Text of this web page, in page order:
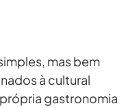
mas bem
à cultural
gastronomia